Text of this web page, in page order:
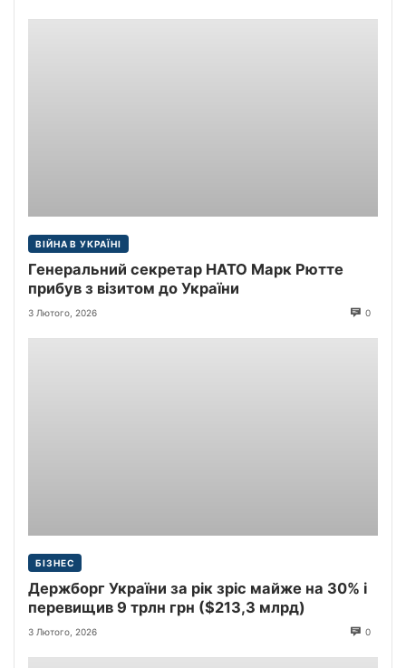
ВІЙНА В УКРАЇНІ
Генеральний секретар НАТО Марк Рютте
прибув з візитом до України
3 Лютого, 2026 0
БІЗНЕС
Держборг України за рік зріс майже на 30% і
перевищив 9 трлн грн ($213,3 млрд)
3 Лютого, 2026 0